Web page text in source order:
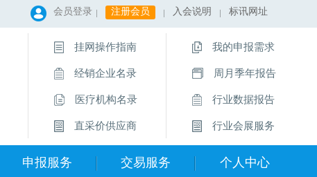
会员登录 注册会员 入会说明 标讯网址
挂网操作指南
经销企业名录
医疗机构名录
直采价供应商
我的申报需求
周月季年报告
行业数据报告
行业会展服务
申报服务 交易服务 个人中心